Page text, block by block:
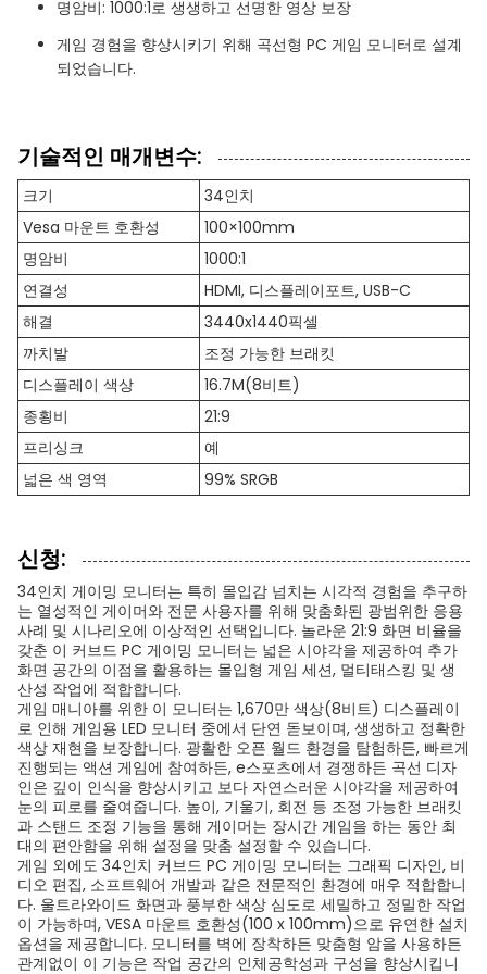
명암비: 1000:1로 생생하고 선명한 영상 보장
게임 경험을 향상시키기 위해 곡선형 PC 게임 모니터로 설계
되었습니다.
기술적인 매개변수:
크기
34인치
Vesa 마운트 호환성
100×100mm
명암비
1000:1
연결성
HDMI, 디스플레이포트, USB-C
해결
3440x1440픽셀
까치발
조정 가능한 브래킷
디스플레이 색상
16.7M(8비트)
종횡비
21:9
프리싱크
예
넓은 색 영역
99% SRGB
신청:
34인치 게이밍 모니터는 특히 몰입감 넘치는 시각적 경험을 추구하
는 열성적인 게이머와 전문 사용자를 위해 맞춤화된 광범위한 응용
사례 및 시나리오에 이상적인 선택입니다. 놀라운 21:9 화면 비율을
갖춘 이 커브드 PC 게이밍 모니터는 넓은 시야각을 제공하여 추가
화면 공간의 이점을 활용하는 몰입형 게임 세션, 멀티태스킹 및 생
산성 작업에 적합합니다.
게임 매니아를 위한 이 모니터는 1,670만 색상(8비트) 디스플레이
로 인해 게임용 LED 모니터 중에서 단연 돋보이며, 생생하고 정확한
색상 재현을 보장합니다. 광활한 오픈 월드 환경을 탐험하든, 빠르게
진행되는 액션 게임에 참여하든, e스포츠에서 경쟁하든 곡선 디자
인은 깊이 인식을 향상시키고 보다 자연스러운 시야각을 제공하여
눈의 피로를 줄여줍니다. 높이, 기울기, 회전 등 조정 가능한 브래킷
과 스탠드 조정 기능을 통해 게이머는 장시간 게임을 하는 동안 최
대의 편안함을 위해 설정을 맞춤 설정할 수 있습니다.
게임 외에도 34인치 커브드 PC 게이밍 모니터는 그래픽 디자인, 비
디오 편집, 소프트웨어 개발과 같은 전문적인 환경에 매우 적합합니
다. 울트라와이드 화면과 풍부한 색상 심도로 세밀하고 정밀한 작업
이 가능하며, VESA 마운트 호환성(100 x 100mm)으로 유연한 설치
옵션을 제공합니다. 모니터를 벽에 장착하든 맞춤형 암을 사용하든
관계없이 이 기능은 작업 공간의 인체공학성과 구성을 향상시킵니